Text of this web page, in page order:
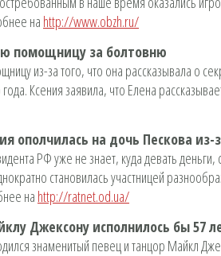
на http://www.obzh.ru/
помощницу за болтовню
из-за того, что она рассказывала о
Ксения заявила, что Елена
ополчилась на дочь Пескова
РФ уже не знает, куда девать
становилась участницей
на http://ratnet.od.ua/
Джексону исполнилось бы 57
знаменитый певец и танцор Майкл